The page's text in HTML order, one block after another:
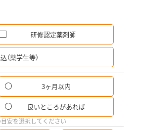
研修認定薬剤師
薬学生等）
3ヶ月以内
良いところがあれば
安を選択してください